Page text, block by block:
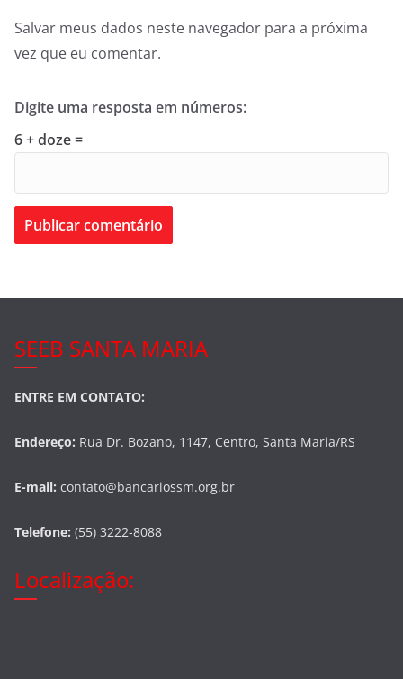
Salvar meus dados neste navegador para a próxima
vez que eu comentar.
Digite uma resposta em números:
6 + doze =
SEEB SANTA MARIA
ENTRE EM CONTATO:
Endereço: Rua Dr. Bozano, 1147, Centro, Santa Maria/RS
E-mail: contato@bancariossm.org.br
Telefone: (55) 3222-8088
Localização: